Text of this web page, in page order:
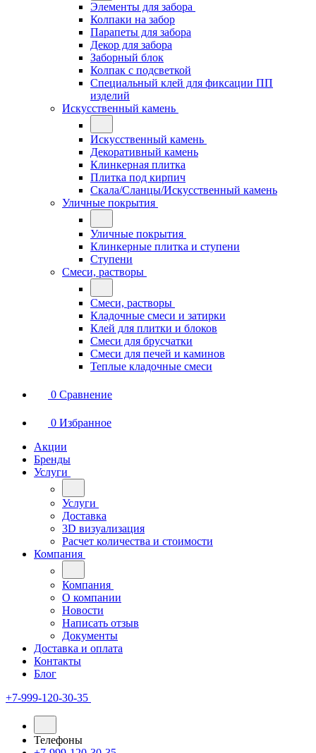
Элементы для забора
Колпаки на забор
Парапеты для забора
Декор для забора
Заборный блок
Колпак с подсветкой
Специальный клей для фиксации ПП
изделий
Искусственный камень
Искусственный камень
Декоративный камень
Клинкерная плитка
Плитка под кирпич
Скала/Сланцы/Искусственный камень
Уличные покрытия
Уличные покрытия
Клинкерные плитка и ступени
Ступени
Смеси, растворы
Смеси, растворы
Кладочные смеси и затирки
Клей для плитки и блоков
Смеси для брусчатки
Смеси для печей и каминов
Теплые кладочные смеси
0 Сравнение
0 Избранное
Акции
Бренды
Услуги
Услуги
Доставка
3D визуализация
Расчет количества и стоимости
Компания
Компания
О компании
Новости
Написать отзыв
Документы
Доставка и оплата
Контакты
Блог
+7-999-120-30-35
Телефоны